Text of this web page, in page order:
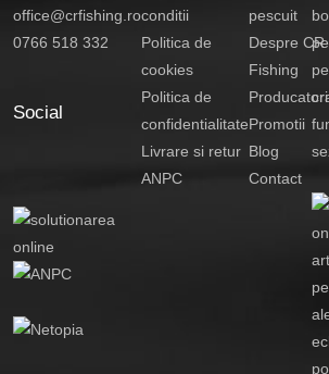
office@crfishing.ro
0766 518 332
Social
conditii
Politica de
cookies
Politica de
confidentialitate
Livrare si retur
ANPC
pescuit
Despre CR
Fishing
Producatori
Promotii
Blog
Contact